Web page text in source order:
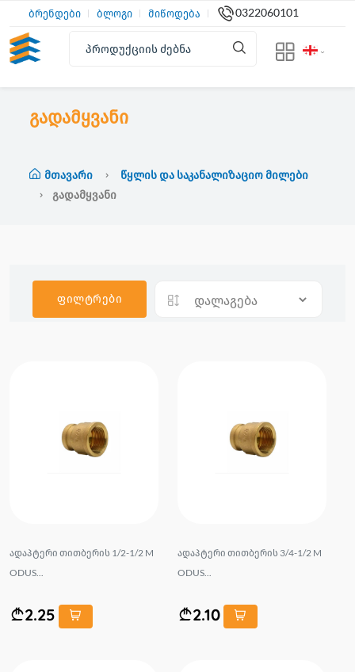
ბრენდები ბლოგი მიწოდება 0322060101
გადამყვანი
Მთავარი
Წყლის Და Საკანალიზაციო Მილები
Გადამყვანი
ფილტრები
ადაპტერი თითბერის 1/2-1/2 M
ODUS...
2.25
ადაპტერი თითბერის 3/4-1/2 M
ODUS...
2.10